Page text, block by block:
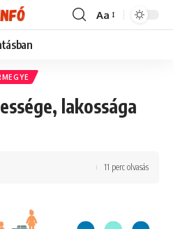
Font
Aa
lakossága
11 perc olvasás